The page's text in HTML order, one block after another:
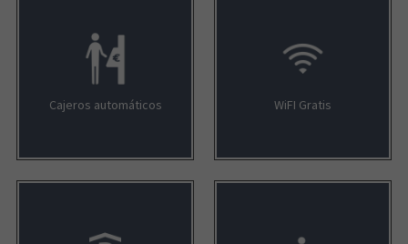
Cajeros automáticos WiFI Gratis